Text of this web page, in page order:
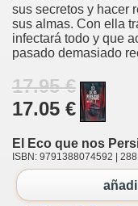
sus secretos y hacer
sus almas. Con ella
infectará todo y que
pasado demasiado
17.95 €
17.05 €
El Eco que nos
ISBN: 9791388074592 |